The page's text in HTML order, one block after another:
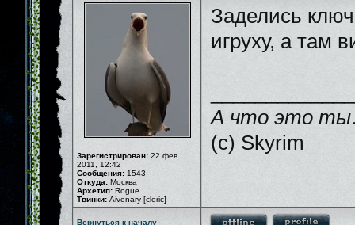
Зарегистрирован: 22 фев
2011, 12:42
Сообщения: 1543
Откуда: Москва
Архетип: Rogue
Твинки: Aivenary [cleric]
Заделись
игруху, а там
А что это
(c) Skyrim
Вернуться к началу